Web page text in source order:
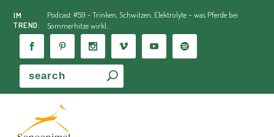
IM
TREND:
Podcast #59 - Trinken, Schwitzen, Elektrolyte – was Pferde bei
Sommerhitze wirkl...